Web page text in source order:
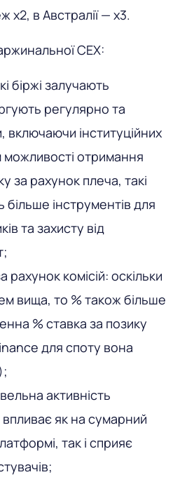
х2, в Австралії — х3.
CEX:
біржі залучають
регулярно та
включаючи інституційних
можливості отримання
за рахунок плеча, такі
інструментів для
та захисту від
рахунок комісій: оскільки
вища, то % також більше
% ставка за позику
для споту вона
активність
як на сумарний
так і сприяє